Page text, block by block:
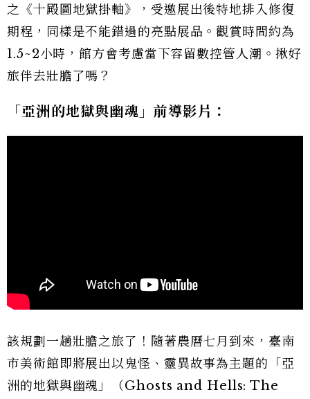
之《十殿圖地獄掛軸》，受邀展出後特地排入修復
期程，同樣是不能錯過的亮點展品。觀賞時間約為
1.5~2小時，館方會考慮當下容留數控管人潮。揪好
旅伴去壯膽了嗎？
「亞洲的地獄與幽魂」前導影片：
該規劃一趟壯膽之旅了！隨著農曆七月到來，臺南
市美術館即將展出以鬼怪、靈異故事為主題的「亞
洲的地獄與幽魂」（Ghosts and Hells: The